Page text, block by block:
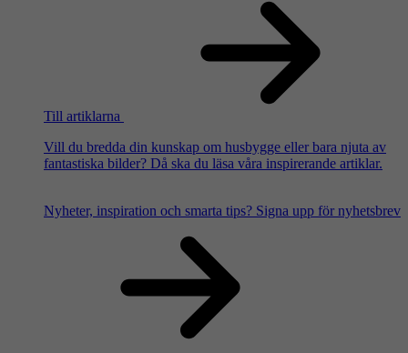
Till artiklarna
Vill du bredda din kunskap om husbygge eller bara njuta av
fantastiska bilder? Då ska du läsa våra inspirerande artiklar.
Nyheter, inspiration och smarta tips? Signa upp för nyhetsbrev